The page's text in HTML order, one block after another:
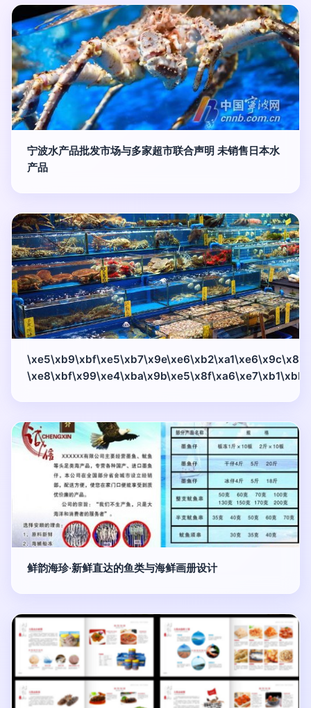
宁波水产品批发市场与多家超市联合声明 未销售日本水
产品
鲜韵海珍·新鲜直达的鱼类与海鲜画册设计